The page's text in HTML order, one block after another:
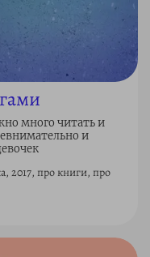
много читать и
и
2017, про книги, про